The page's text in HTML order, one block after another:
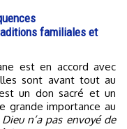
familiales et
sont avant tout au
un don sacré et un
grande importance au
n’a pas envoyé de